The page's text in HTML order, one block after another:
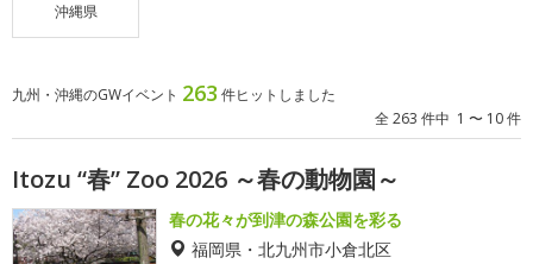
沖縄県
九州・沖縄のGWイベント 263 件ヒットしました
全 263 件中 1 〜 10 件
Itozu “春” Zoo 2026 ～春の動物園～
春の花々が到津の森公園を彩る
福岡県・北九州市小倉北区